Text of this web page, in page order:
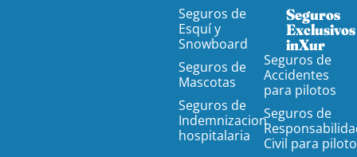
Seguros de
Esquí y
Snowboard
Seguros de
Mascotas
Seguros de
Indemnizacion
hospitalaria
Seguros
Exclusivos
inXur
Seguros de
Accidentes
para pilotos
Seguros de
Civil para